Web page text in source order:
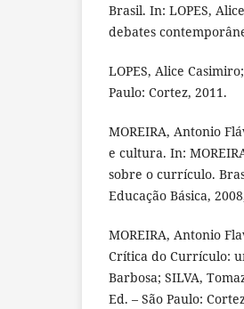
Brasil. In: LOPES,
debates
LOPES, Alice
Paulo: Cortez, 2011.
MOREIRA, Antonio
e cultura. In:
sobre o currículo.
Educação Básica,
MOREIRA, Antonio
Crítica do Currículo:
Barbosa; SILVA,
Ed. – São Paulo: